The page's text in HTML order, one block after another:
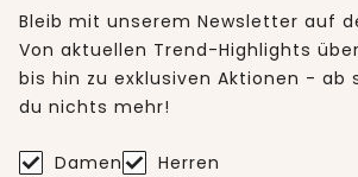
Bleib mit unserem Newsletter auf
Von aktuellen Trend-Highlights
bis hin zu exklusiven Aktionen - ab
du nichts mehr!
Damen Herren